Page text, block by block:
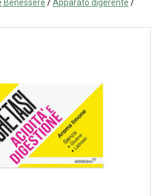
Benessere /Apparato digerente /